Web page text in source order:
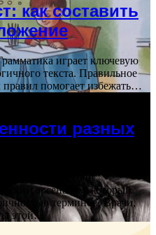
как составить
играет ключевую
текста. Правильное
правил помогает избежать…
разных
профессии
арсеналом, который
терминов. Врачи,
этой…